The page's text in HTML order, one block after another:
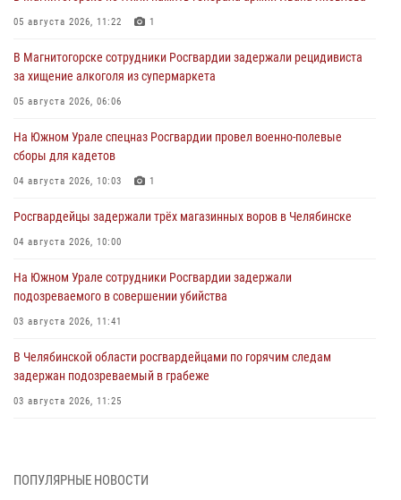
05 августа 2026, 11:22 1
В Магнитогорске сотрудники Росгвардии задержали рецидивиста
за хищение алкоголя из супермаркета
05 августа 2026, 06:06
На Южном Урале спецназ Росгвардии провел военно-полевые
сборы для кадетов
04 августа 2026, 10:03 1
Росгвардейцы задержали трёх магазинных воров в Челябинске
04 августа 2026, 10:00
На Южном Урале сотрудники Росгвардии задержали
подозреваемого в совершении убийства
03 августа 2026, 11:41
В Челябинской области росгвардейцами по горячим следам
задержан подозреваемый в грабеже
03 августа 2026, 11:25
03 августа 2026, 09:22 1
ПОПУЛЯРНЫЕ НОВОСТИ